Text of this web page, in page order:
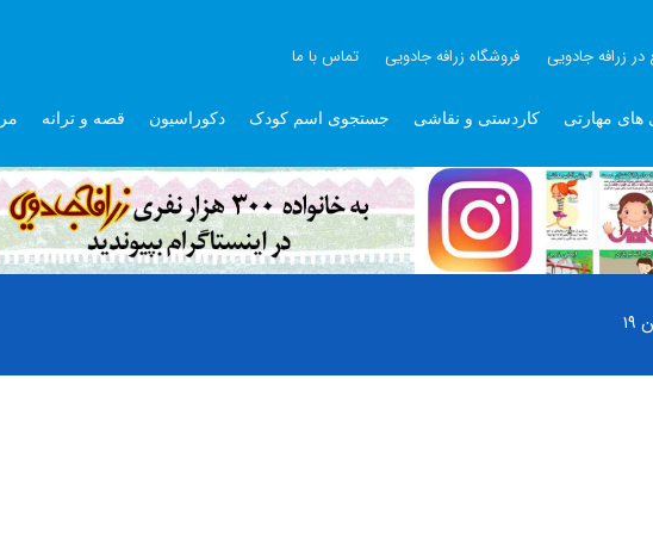
در زرافه جادویی فروشگاه زرافه جادویی تماس با ما
های مهارتی کاردستی و نقاشی جستجوی اسم کودک دکوراسیون قصه و ترانه